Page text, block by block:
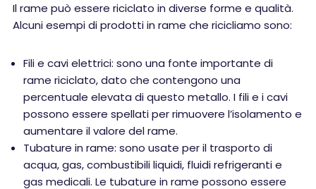
Il rame può essere riciclato in diverse forme e qualità.
Alcuni esempi di prodotti in rame che ricicliamo sono:
Fili e cavi elettrici: sono una fonte importante di
rame riciclato, dato che contengono una
percentuale elevata di questo metallo. I fili e i cavi
possono essere spellati per rimuovere l’isolamento e
aumentare il valore del rame.
Tubature in rame: sono usate per il trasporto di
acqua, gas, combustibili liquidi, fluidi refrigeranti e
gas medicali. Le tubature in rame possono essere